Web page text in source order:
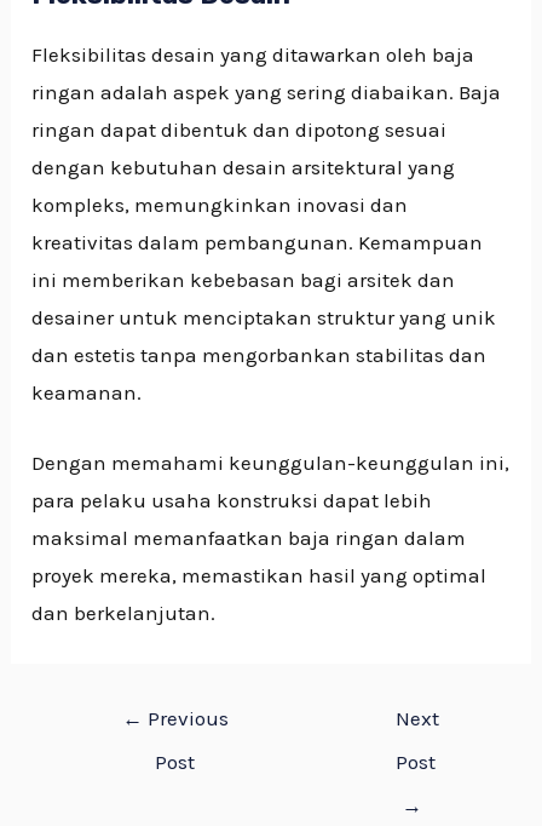
Fleksibilitas desain yang ditawarkan oleh baja
ringan adalah aspek yang sering diabaikan. Baja
ringan dapat dibentuk dan dipotong sesuai
dengan kebutuhan desain arsitektural yang
kompleks, memungkinkan inovasi dan
kreativitas dalam pembangunan. Kemampuan
ini memberikan kebebasan bagi arsitek dan
desainer untuk menciptakan struktur yang unik
dan estetis tanpa mengorbankan stabilitas dan
keamanan.
Dengan memahami keunggulan-keunggulan ini,
para pelaku usaha konstruksi dapat lebih
maksimal memanfaatkan baja ringan dalam
proyek mereka, memastikan hasil yang optimal
dan berkelanjutan.
← Previous
Post
Next
Post
→